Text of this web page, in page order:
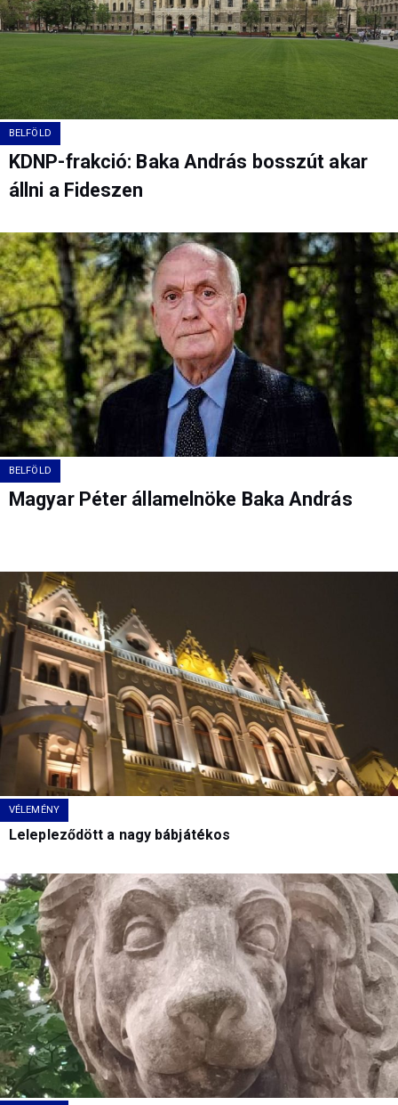
BELFÖLD
KDNP-frakció: Baka András bosszút akar
állni a Fideszen
BELFÖLD
Magyar Péter államelnöke Baka András
VÉLEMÉNY
Lelepleződött a nagy bábjátékos